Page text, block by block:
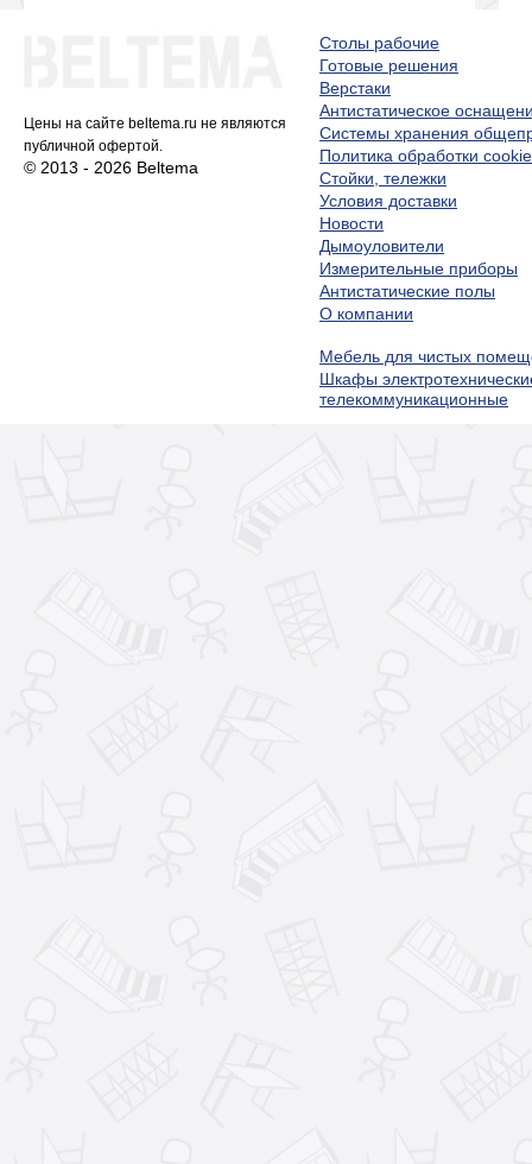
Цены на сайте beltema.ru не являются
публичной офертой.
© 2013 - 2026 Beltema
Столы рабочие
Готовые решения
Верстаки
Антистатическое
Системы хранения
Политика обработки cookie
Стойки, тележки
Условия доставки
Новости
Дымоуловители
Измерительные приборы
Антистатические полы
О компании
Мебель для чистых
Шкафы
телекоммуникационные